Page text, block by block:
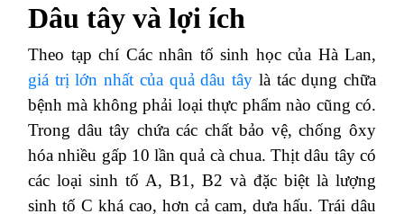
Dâu tây và lợi ích
Theo tạp chí Các nhân tố sinh học của Hà Lan,
giá trị lớn nhất của quả dâu tây là tác dụng chữa
bệnh mà không phải loại thực phẩm nào cũng có.
Trong dâu tây chứa các chất bảo vệ, chống ôxy
hóa nhiều gấp 10 lần quả cà chua. Thịt dâu tây có
các loại sinh tố A, B1, B2 và đặc biệt là lượng
sinh tố C khá cao, hơn cả cam, dưa hấu. Trái dâu